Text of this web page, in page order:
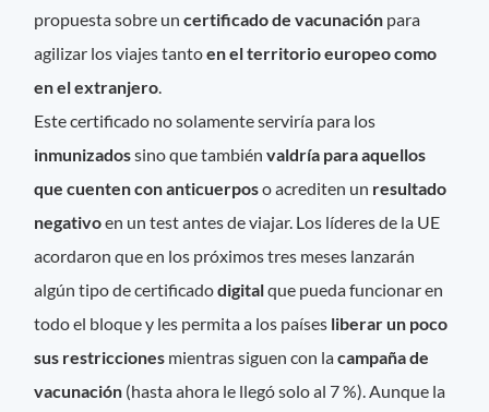
propuesta sobre uncertificado de vacunación para
agilizar los viajes tantoen el territorio europeo como
en el extranjero
Este certificado no solamente serviría para los
inmunizadossino que tambiénvaldría para aquellos
que cuenten con anticuerposo acrediten un resultado
negativoen un test antes de viajar. Los líderes de la UE
acordaron que en los próximos tres meses lanzarán
algún tipo de certificadodigitalque pueda funcionar en
todo el bloque y les permita a los países liberar un poco
sus restricciones mientras siguen con lacampaña de
vacunación (hasta ahora le llegó solo al 7 %). Aunque la